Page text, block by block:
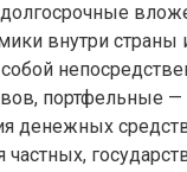
внутри
портфельные
денежных
частных,